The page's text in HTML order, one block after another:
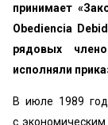
принимает
Obediencia
рядовых
исполняли
В июле 1989
с